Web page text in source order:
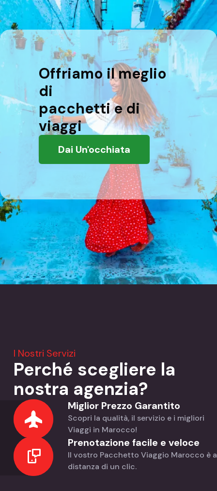
Offriamo il meglio
di
pacchetti e di
viaggi
Dai Un'occhiata
I Nostri Servizi
Perché scegliere la
nostra agenzia?
Miglior Prezzo Garantito
Scopri la qualità, il servizio e i migliori
Viaggi in Marocco!
Prenotazione facile e veloce
Il vostro Pacchetto Viaggio Marocco è a
distanza di un clic.